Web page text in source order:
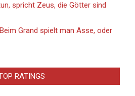
spricht Zeus, die Götter sind
Beim Grand spielt man Asse, oder
RATINGS